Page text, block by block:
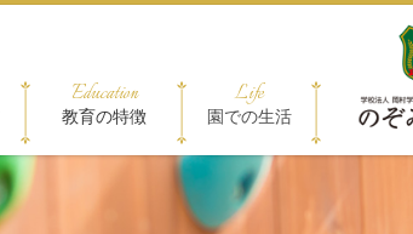
Education
教育の特徴
Life
園での生活